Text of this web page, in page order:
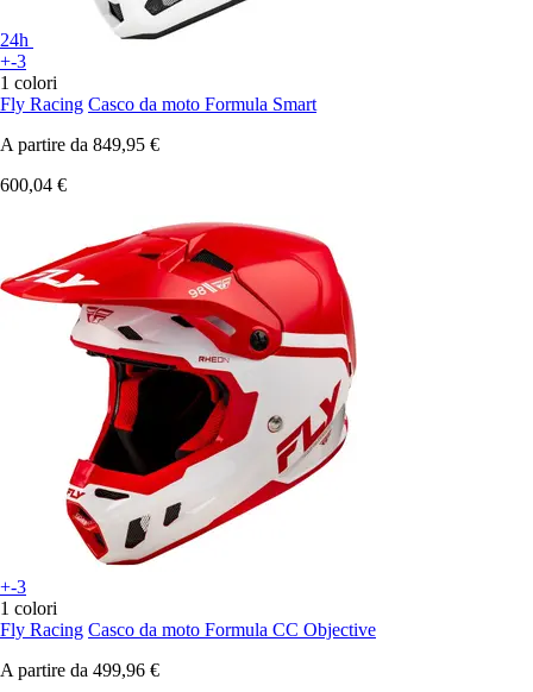
24h
+-3
1 colori
Fly Racing Casco da moto Formula Smart
A partire da 849,95 €
600,04 €
+-3
1 colori
Fly Racing Casco da moto Formula CC Objective
A partire da 499,96 €